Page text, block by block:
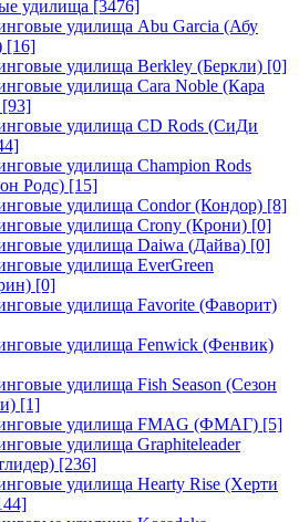
удилища [3476]
удилища Abu Garcia (Абу
[16]
удилища Berkley (Беркли) [0]
удилища Cara Noble (Кара
[93]
удилища CD Rods (СиДи
удилища Champion Rods
Родс) [15]
удилища Condor (Кондор) [8]
удилища Crony (Крони) [0]
удилища Daiwa (Дайва) [0]
удилища EverGreen
[0]
удилища Favorite (Фаворит)
удилища Fenwick (Фенвик)
удилища Fish Season (Сезон
[1]
удилища FMAG (ФМАГ) [5]
удилища Graphiteleader
[236]
удилища Hearty Rise (Херти